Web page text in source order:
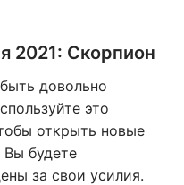
2021: Скорпион
довольно
это
открыть новые
Вы будете
за свои усилия.